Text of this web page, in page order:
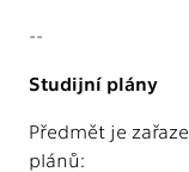
--
Studijní plány
Předmět je
plánů: